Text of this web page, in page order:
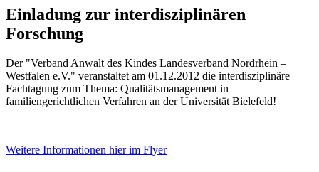
Einladung zur interdisziplinären
Forschung
Der "Verband Anwalt des Kindes Landesverband Nordrhein –
Westfalen e.V." veranstaltet am 01.12.2012 die interdisziplinäre
Fachtagung zum Thema: Qualitätsmanagement in
familiengerichtlichen Verfahren an der Universität Bielefeld!
Weitere Informationen hier im Flyer